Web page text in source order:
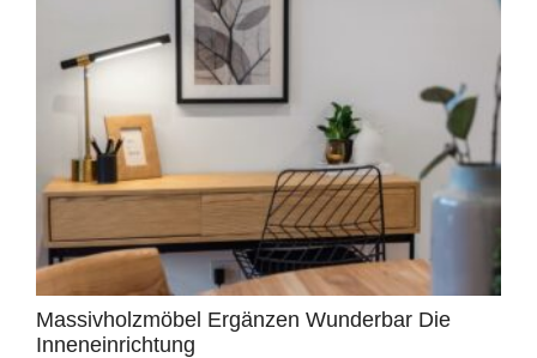
Massivholzmöbel Ergänzen Wunderbar Die
Inneneinrichtung